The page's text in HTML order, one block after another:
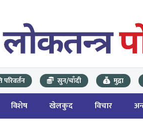
परिवर्तन सुन/चाँदी मुद्रा
विशेष खेलकुद विचार